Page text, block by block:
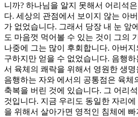
니까? 하나님을 알지 못해서 어리석
다. 세상의 관점에서 보이지 않는 아
가 없었습니다. 그래서 당장 내 눈 앞
도 마음껏 먹어볼 수 있는 것이 그의
나중에 그는 많이 후회합니다. 아버
구하지만 얻을 수 없었습니다. 음행
서 육체의 쾌락을 위해서 영원한 생
음행하는 자와 에서의 공통점은 육체
축복을 버린 것에 있습니다. 그 어리
것입니다. 지금 우리도 동일한 자리
을 위해서 살아가면 영적인 침체에